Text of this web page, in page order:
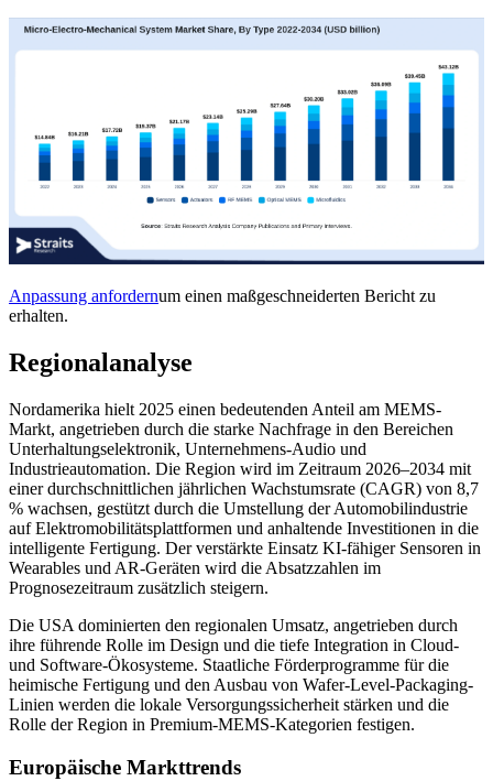
Anpassung anfordernum einen maßgeschneiderten Bericht zu
erhalten.
Regionalanalyse
Nordamerika hielt 2025 einen bedeutenden Anteil am MEMS-
Markt, angetrieben durch die starke Nachfrage in den Bereichen
Unterhaltungselektronik, Unternehmens-Audio und
Industrieautomation. Die Region wird im Zeitraum 2026–2034 mit
einer durchschnittlichen jährlichen Wachstumsrate (CAGR) von 8,7
% wachsen, gestützt durch die Umstellung der Automobilindustrie
auf Elektromobilitätsplattformen und anhaltende Investitionen in die
intelligente Fertigung. Der verstärkte Einsatz KI-fähiger Sensoren in
Wearables und AR-Geräten wird die Absatzzahlen im
Prognosezeitraum zusätzlich steigern.
Die USA dominierten den regionalen Umsatz, angetrieben durch
ihre führende Rolle im Design und die tiefe Integration in Cloud-
und Software-Ökosysteme. Staatliche Förderprogramme für die
heimische Fertigung und den Ausbau von Wafer-Level-Packaging-
Linien werden die lokale Versorgungssicherheit stärken und die
Rolle der Region in Premium-MEMS-Kategorien festigen.
Europäische Markttrends